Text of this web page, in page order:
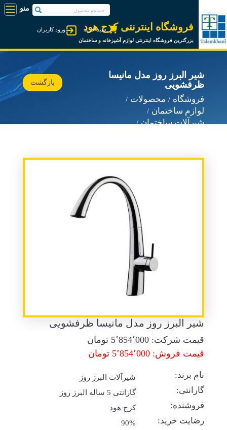
فروشگاه اینترنتی کرج هود
بزرگترین فروشگاه اینترنتی لوازم آشپزخانه و ساختمان
ورود کاربران سبد خرید
شیر البرز روز مدل مانیسا
ظرفشویی
فروشگاه
محصولات
لوازم ساختمان
شیرآلات ساختمان
بازگشت
شیر البرز روز مدل مانیسا ظرفشویی
قیمت شرکت: 5٬854٬000 تومان
قیمت فروش: 5٬854٬000 تومان
نام برند: شیرآلات البرز روز
گارانتی: گارانتی 5 ساله البرز روز
فروشنده: کرج هود
رضایت خرید: 90%